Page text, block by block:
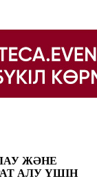
ЖӘНЕ
АЛУ ҮШІН